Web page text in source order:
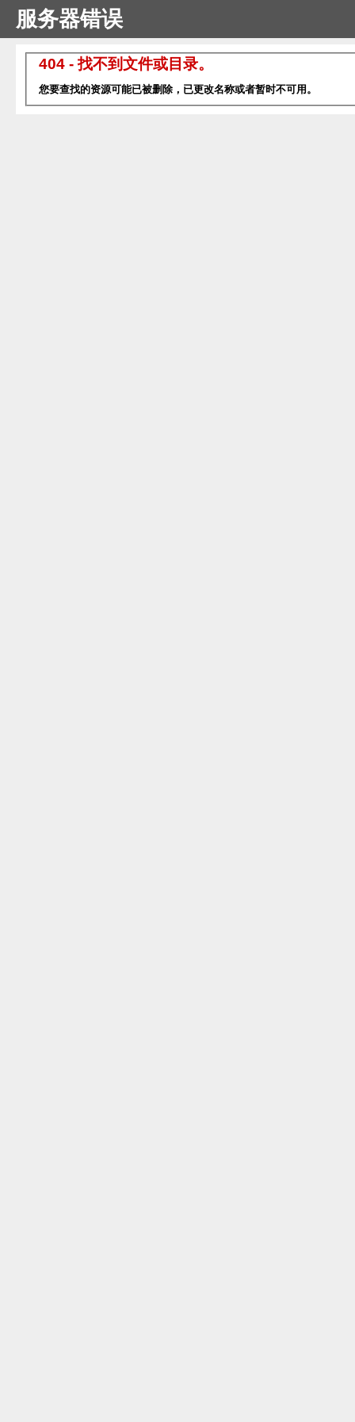
服务器错误
404 - 找不到文件或目录。
您要查找的资源可能已被删除，已更改名称或者暂时不可用。